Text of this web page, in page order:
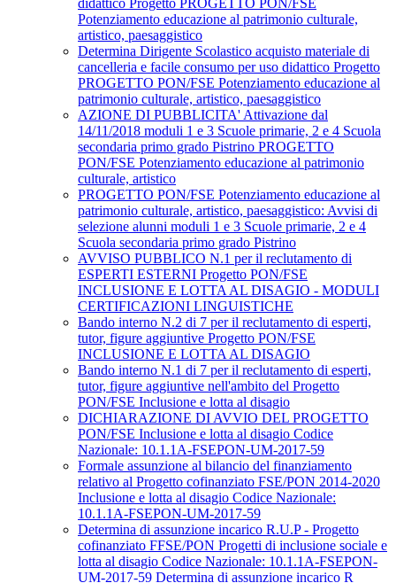
didattico Progetto PROGETTO PON/FSE
Potenziamento educazione al patrimonio culturale,
artistico, paesaggistico
Determina Dirigente Scolastico acquisto materiale di
cancelleria e facile consumo per uso didattico Progetto
PROGETTO PON/FSE Potenziamento educazione al
patrimonio culturale, artistico, paesaggistico
AZIONE DI PUBBLICITA' Attivazione dal
14/11/2018 moduli 1 e 3 Scuole primarie, 2 e 4 Scuola
secondaria primo grado Pistrino PROGETTO
PON/FSE Potenziamento educazione al patrimonio
culturale, artistico
PROGETTO PON/FSE Potenziamento educazione al
patrimonio culturale, artistico, paesaggistico: Avvisi di
selezione alunni moduli 1 e 3 Scuole primarie, 2 e 4
Scuola secondaria primo grado Pistrino
AVVISO PUBBLICO N.1 per il reclutamento di
ESPERTI ESTERNI Progetto PON/FSE
INCLUSIONE E LOTTA AL DISAGIO - MODULI
CERTIFICAZIONI LINGUISTICHE
Bando interno N.2 di 7 per il reclutamento di esperti,
tutor, figure aggiuntive Progetto PON/FSE
INCLUSIONE E LOTTA AL DISAGIO
Bando interno N.1 di 7 per il reclutamento di esperti,
tutor, figure aggiuntive nell'ambito del Progetto
PON/FSE Inclusione e lotta al disagio
DICHIARAZIONE DI AVVIO DEL PROGETTO
PON/FSE Inclusione e lotta al disagio Codice
Nazionale: 10.1.1A-FSEPON-UM-2017-59
Formale assunzione al bilancio del finanziamento
relativo al Progetto cofinanziato FSE/PON 2014-2020
Inclusione e lotta al disagio Codice Nazionale:
10.1.1A-FSEPON-UM-2017-59
Determina di assunzione incarico R.U.P - Progetto
cofinanziato FFSE/PON Progetti di inclusione sociale e
lotta al disagio Codice Nazionale: 10.1.1A-FSEPON-
UM-2017-59 Determina di assunzione incarico R